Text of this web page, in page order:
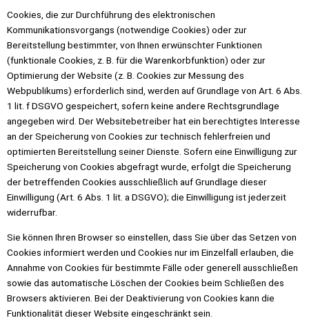
Cookies, die zur Durchführung des elektronischen
Kommunikationsvorgangs (notwendige Cookies) oder zur
Bereitstellung bestimmter, von Ihnen erwünschter Funktionen
(funktionale Cookies, z. B. für die Warenkorbfunktion) oder zur
Optimierung der Website (z. B. Cookies zur Messung des
Webpublikums) erforderlich sind, werden auf Grundlage von Art. 6 Abs.
1 lit. f DSGVO gespeichert, sofern keine andere Rechtsgrundlage
angegeben wird. Der Websitebetreiber hat ein berechtigtes Interesse
an der Speicherung von Cookies zur technisch fehlerfreien und
optimierten Bereitstellung seiner Dienste. Sofern eine Einwilligung zur
Speicherung von Cookies abgefragt wurde, erfolgt die Speicherung
der betreffenden Cookies ausschließlich auf Grundlage dieser
Einwilligung (Art. 6 Abs. 1 lit. a DSGVO); die Einwilligung ist jederzeit
widerrufbar.
Sie können Ihren Browser so einstellen, dass Sie über das Setzen von
Cookies informiert werden und Cookies nur im Einzelfall erlauben, die
Annahme von Cookies für bestimmte Fälle oder generell ausschließen
sowie das automatische Löschen der Cookies beim Schließen des
Browsers aktivieren. Bei der Deaktivierung von Cookies kann die
Funktionalität dieser Website eingeschränkt sein.